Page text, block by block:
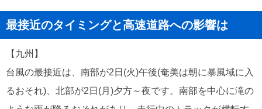
最接近のタイミングと高速道路への影響は
【九州】
台風の最接近は、南部が2日(火)午後(奄美は朝に暴風域に入
るおそれ)、北部が2日(月)夕方～夜です。南部を中心に滝の